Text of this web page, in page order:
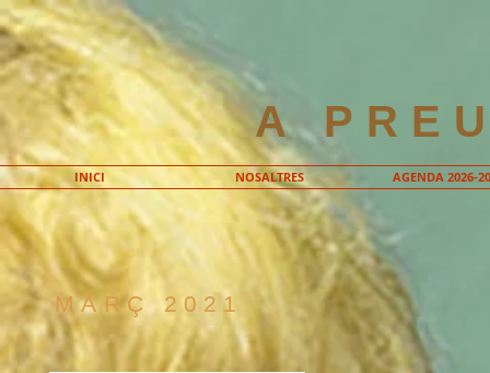
A
INICI NOSALTRES AGENDA 2026-
MARÇ 2021